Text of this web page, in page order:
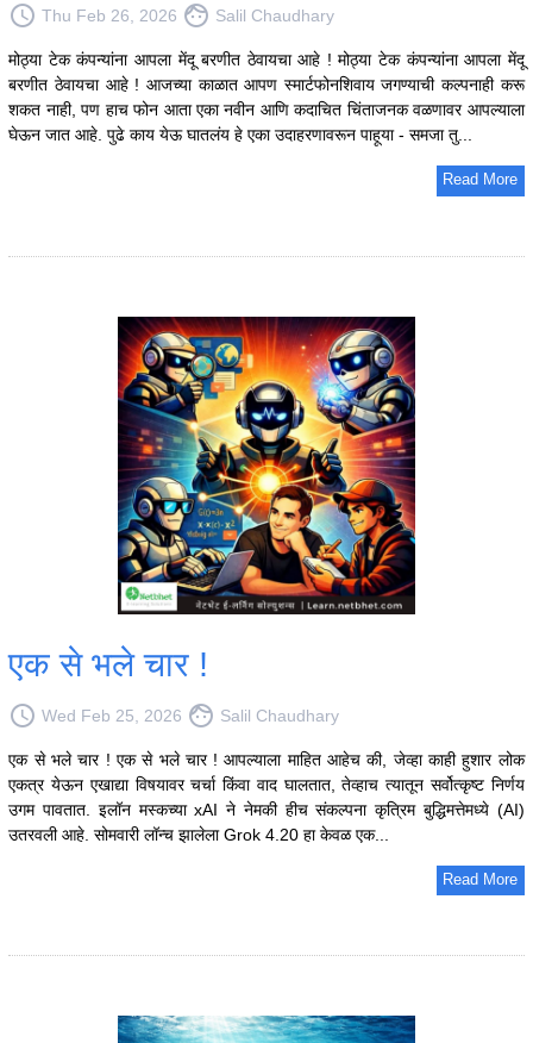
access_time Thu Feb 26, 2026 face Salil Chaudhary
मोठ्या टेक कंपन्यांना आपला मेंदू बरणीत ठेवायचा आहे ! मोठ्या टेक कंपन्यांना आपला मेंदू
बरणीत ठेवायचा आहे ! आजच्या काळात आपण स्मार्टफोनशिवाय जगण्याची कल्पनाही करू
शकत नाही, पण हाच फोन आता एका नवीन आणि कदाचित चिंताजनक वळणावर आपल्याला
घेऊन जात आहे. पुढे काय येऊ घातलंय हे एका उदाहरणावरून पाहूया - समजा तु...
Read More
एक से भले चार !
access_time Wed Feb 25, 2026 face Salil Chaudhary
एक से भले चार ! एक से भले चार ! आपल्याला माहित आहेच की, जेव्हा काही हुशार लोक
एकत्र येऊन एखाद्या विषयावर चर्चा किंवा वाद घालतात, तेव्हाच त्यातून सर्वोत्कृष्ट निर्णय
उगम पावतात. इलॉन मस्कच्या xAI ने नेमकी हीच संकल्पना कृत्रिम बुद्धिमत्तेमध्ये (AI)
उतरवली आहे. सोमवारी लॉन्च झालेला Grok 4.20 हा केवळ एक...
Read More